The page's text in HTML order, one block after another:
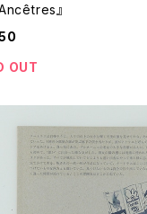
』
OUT